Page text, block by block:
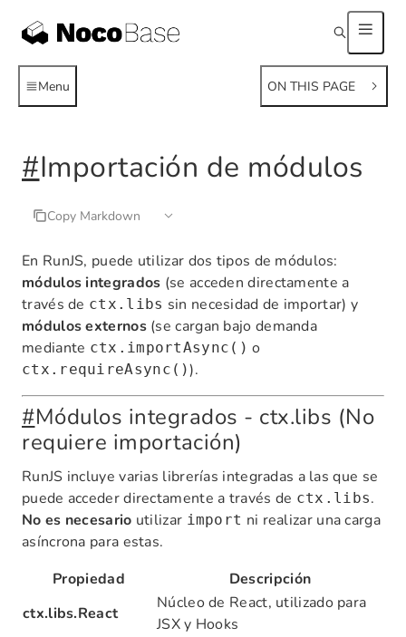
Menu ON THIS PAGE
#Importación de módulos
Copy Markdown
En RunJS, puede utilizar dos tipos de módulos:
módulos integrados (se acceden directamente a
través de ctx.libs sin necesidad de importar) y
módulos externos(se cargan bajo demanda
mediante ctx.importAsync() o
ctx.requireAsync()).
#Módulos integrados - ctx.libs (No
requiere importación)
RunJS incluye varias librerías integradas a las que se
puede acceder directamente a través de ctx.libs.
No es necesario utilizar import ni realizar una carga
asíncrona para estas.
Propiedad
Descripción
ctx.libs.React
Núcleo de React, utilizado para
JSX y Hooks